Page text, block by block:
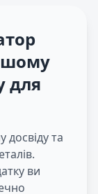
для
та
ви